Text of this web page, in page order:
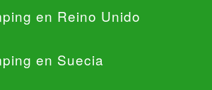
en Reino Unido
en Suecia